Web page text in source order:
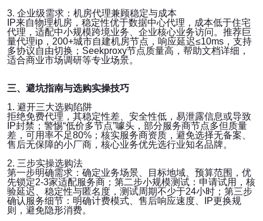
3. 企业级需求：机房代理兼顾稳定与成本
IP来自物理机房，稳定性优于数据中心代理，成本低于住宅
代理，适配中小规模跨境业务、企业核心业务访问。推荐巨
量代理ip，200+城市自建机房节点，响应延迟≤10ms，支持
多协议自由切换；Seekproxy节点质量高，帮助文档详细，
适合商业市场调研等专业场景。
三、避坑指南与选购实操技巧
1. 避开三大选购陷阱
拒绝免费代理，其稳定性差、安全性低，易泄露信息或导致
IP封禁；警惕“低价多节点”噱头，部分服务商节点多但质量
差，可用率不足80%；核实服务商资质，避免选择无备案、
售后无保障的小厂商，核心业务优先选行业知名品牌。
2. 三步实操选购法
第一步明确需求：确定业务场景、目标地域、预算范围，优
先锁定2-3家适配服务商；第二步小规模测试：申请试用，核
验延迟、稳定性与匿名度，测试周期不少于24小时；第三步
确认服务细节：明确计费模式、售后响应速度、IP更换规
则，避免隐形消费。